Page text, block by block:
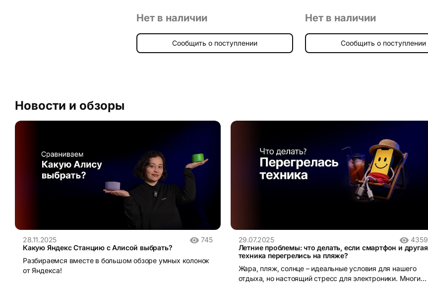
Нет в наличии
Сообщить о поступлении
Нет в наличии
Сообщить о поступлении
Новости и обзоры
28.11.2025
745
Какую Яндекс Станцию с Алисой выбрать?
Разбираемся вместе в большом обзоре умных колонок
от Яндекса!
29.07.2025
4359
Летние проблемы: что делать, если смартфон и другая
техника перегрелись на пляже?
Жара, пляж, солнце – идеальные условия для нашего
отдыха, но настоящий стресс для электроники. Многие